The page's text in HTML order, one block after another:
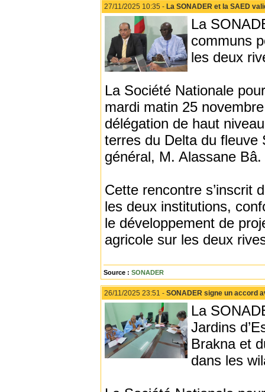
27/11/2025 10:35 - La SONADER et la SAED
La
communs
les deux
La Société Nationale
mardi matin 25
délégation de haut
terres du Delta du fleuve
général, M. Alassane Bâ.
Cette rencontre s’inscrit
les deux institutions,
le développement de
agricole sur les deux
Source : SONADER
26/11/2025 23:51 - SONADER signe un accord
La
Jardins
Brakna et
dans les